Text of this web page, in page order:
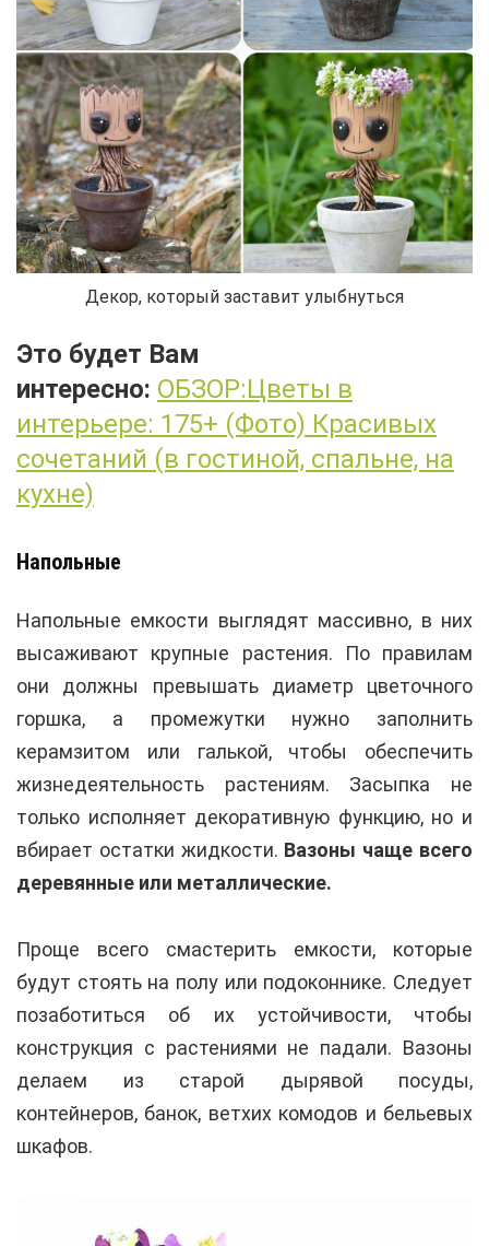
Декор, который заставит улыбнуться
Это будет Вам
интересно: ОБЗОР:Цветы в
интерьере: 175+ (Фото) Красивых
сочетаний (в гостиной, спальне, на
кухне)
Напольные
Напольные емкости выглядят массивно, в них
высаживают крупные растения. По правилам
они должны превышать диаметр цветочного
горшка, а промежутки нужно заполнить
керамзитом или галькой, чтобы обеспечить
жизнедеятельность растениям. Засыпка не
только исполняет декоративную функцию, но и
вбирает остатки жидкости. Вазоны чаще всего
деревянные или металлические.
Проще всего смастерить емкости, которые
будут стоять на полу или подоконнике. Следует
позаботиться об их устойчивости, чтобы
конструкция с растениями не падали. Вазоны
делаем из старой дырявой посуды,
контейнеров, банок, ветхих комодов и бельевых
шкафов.